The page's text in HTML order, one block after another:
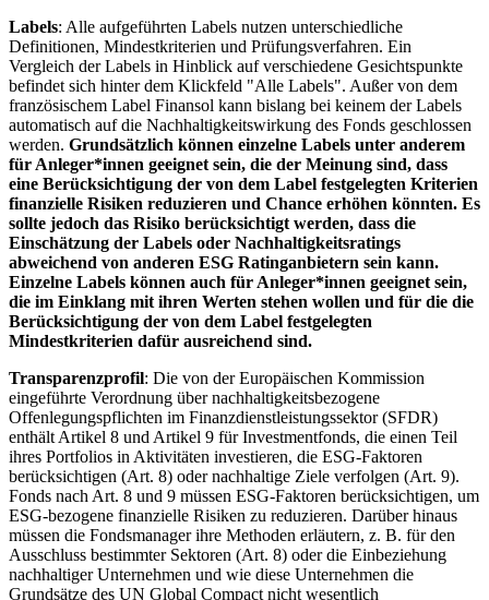
Labels: Alle aufgeführten Labels nutzen unterschiedliche
Definitionen, Mindestkriterien und Prüfungsverfahren. Ein
Vergleich der Labels in Hinblick auf verschiedene Gesichtspunkte
befindet sich hinter dem Klickfeld "Alle Labels". Außer von dem
französischem Label Finansol kann bislang bei keinem der Labels
automatisch auf die Nachhaltigkeitswirkung des Fonds geschlossen
werden. Grundsätzlich können einzelne Labels unter anderem
für Anleger*innen geeignet sein, die der Meinung sind, dass
eine Berücksichtigung der von dem Label festgelegten Kriterien
finanzielle Risiken reduzieren und Chance erhöhen könnten. Es
sollte jedoch das Risiko berücksichtigt werden, dass die
Einschätzung der Labels oder Nachhaltigkeitsratings
abweichend von anderen ESG Ratinganbietern sein kann.
Einzelne Labels können auch für Anleger*innen geeignet sein,
die im Einklang mit ihren Werten stehen wollen und für die die
Berücksichtigung der von dem Label festgelegten
Mindestkriterien dafür ausreichend sind.
Transparenzprofil: Die von der Europäischen Kommission
eingeführte Verordnung über nachhaltigkeitsbezogene
Offenlegungspflichten im Finanzdienstleistungssektor (SFDR)
enthält Artikel 8 und Artikel 9 für Investmentfonds, die einen Teil
ihres Portfolios in Aktivitäten investieren, die ESG-Faktoren
berücksichtigen (Art. 8) oder nachhaltige Ziele verfolgen (Art. 9).
Fonds nach Art. 8 und 9 müssen ESG-Faktoren berücksichtigen, um
ESG-bezogene finanzielle Risiken zu reduzieren. Darüber hinaus
müssen die Fondsmanager ihre Methoden erläutern, z. B. für den
Ausschluss bestimmter Sektoren (Art. 8) oder die Einbeziehung
nachhaltiger Unternehmen und wie diese Unternehmen die
Grundsätze des UN Global Compact nicht wesentlich